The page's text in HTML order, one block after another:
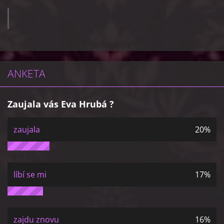
ANKETA
Zaujala vás Eva Hrubá ?
zaujala 20%
líbí se mi 17%
zajdu znovu 16%